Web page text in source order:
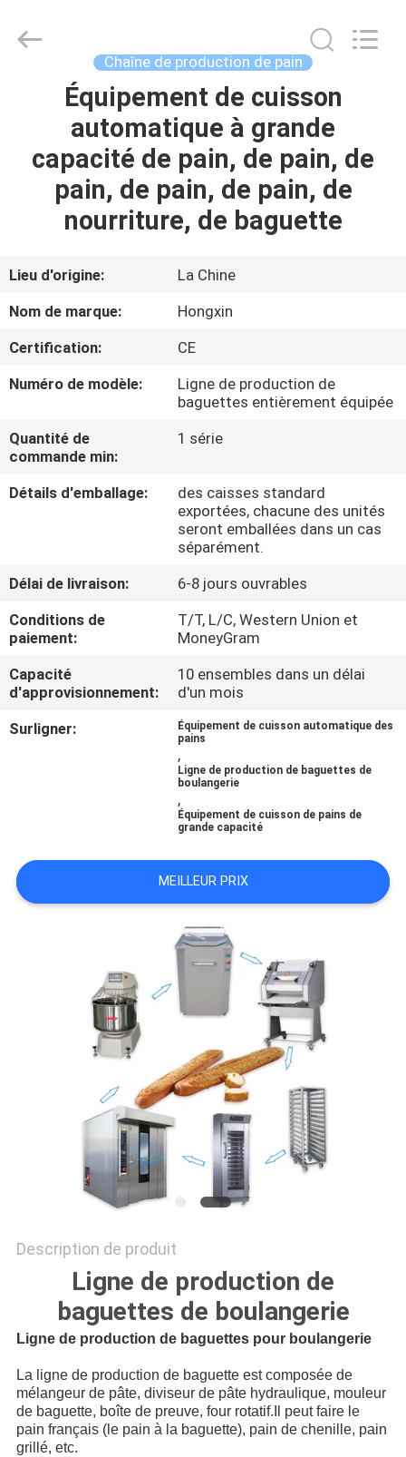
MAISON
PRODUITS
LE
SPECTACLE
VR
À
PROPOS
DE
NOUS
DE
L'USINE
CONTRÔLE
DE
LA
NOUVELLES
UN DEVIS
PRIVACY
POLICY
Food
Machinery
Chaîne de production de pain
Équipement de cuisson
automatique à grande
capacité de pain, de pain, de
pain, de pain, de pain, de
nourriture, de baguette
Lieu d'origine:
La Chine
Nom de marque:
Hongxin
Certification:
CE
Numéro de modèle:
Ligne de production de
baguettes entièrement équipée
Quantité de
commande min:
1 série
Détails d'emballage:
des caisses standard
exportées, chacune des unités
seront emballées dans un cas
séparément.
Délai de livraison:
6-8 jours ouvrables
Conditions de
paiement:
T/T, L/C, Western Union et
MoneyGram
Capacité
d'approvisionnement:
10 ensembles dans un délai
d'un mois
Surligner:
Équipement de cuisson automatique des
pains
,
Ligne de production de baguettes de
boulangerie
,
Équipement de cuisson de pains de
grande capacité
MEILLEUR PRIX
Description de produit
Ligne de production de
baguettes de boulangerie
Ligne de production de baguettes pour boulangerie
La ligne de production de baguette est composée de
mélangeur de pâte, diviseur de pâte hydraulique, mouleur
de baguette, boîte de preuve, four rotatif.Il peut faire le
pain français (le pain à la baguette), pain de chenille, pain
grillé, etc.